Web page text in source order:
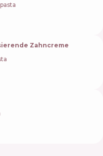
Zahncreme